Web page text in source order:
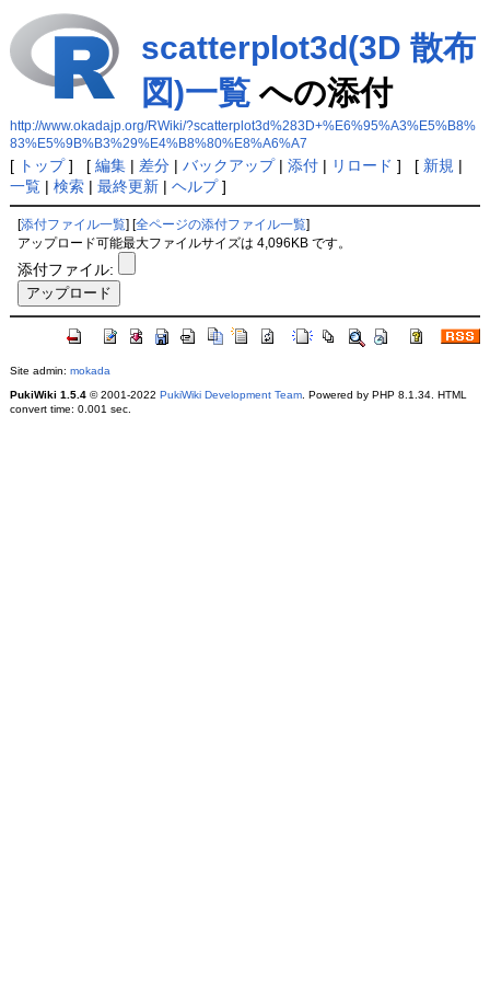
scatterplot3d(3D 散布
図)一覧への添付
http://www.okadajp.org/RWiki/?scatterplot3d%283D+%E6%95%A3%E5%B8%
83%E5%9B%B3%29%E4%B8%80%E8%A6%A7
[ トップ] [ 編集| 差分| バックアップ| 添付| リロード ] [ 新規 |
一覧| 検索| 最終更新| ヘルプ]
[添付ファイル一覧 ] [全ページの添付ファイル一覧
アップロード可能最大ファイルサイズは 4,096KB です。
添付ファイル:
Site admin: mokada
PukiWiki 1.5.4© 2001-2022 PukiWiki Development Team. Powered by PHP 8.1.34. HTML
convert time: 0.001 sec.